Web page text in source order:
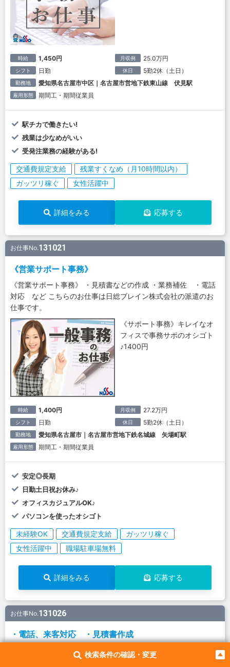
検索条件の確認・変更
時給 1,450円 月収例 25.0万円
シフト 日勤 休日 5勤2休（土日）
勤務地 愛知県名古屋市中区｜名古屋市営地下鉄東山線 伏見駅
雇用形態 期間工・期間従業員
駅チカで働きたい!
残業は少なめがいい
受発注業務の経験がある!
交通費規定支給
残業すくなめ（月10時間以内）
ガッツリ稼ぐ
女性活躍中
詳細をみる 応募する
お仕事No.131021
《営業サポート事務》
《営業サポート事務》 ・見積書などの作成 ・業務補佐 ・電話
対応 など こちらのお仕事は日総ブレイン株式会社の派遣のお
仕事です。
《サポート事務》キレイなオ
フィスで事務サポのオシゴト
♪1400円
時給 1,400円 月収例 27.2万円
シフト 日勤 休日 5勤2休（土日）
勤務地 愛知県名古屋市｜名古屋市営地下鉄名城線 矢場町駅
雇用形態 期間工・期間従業員
安定◎長期
日勤土日祝お休み♪
オフィスカジュアルOK♪
パソコンを使ったオシゴト
未経験OK 交通費規定支給
ガッツリ稼ぐ
女性活躍中
職場駐車場無料
詳細をみる 応募する
お仕事No.131026
・電話、来客対応 ・見積書作成
・電話、来客対応 ・見積書作成 ・データ入力 ・ファイリン
グなど こちらのお仕事は日総ブレイン株式会社の派遣のお仕事